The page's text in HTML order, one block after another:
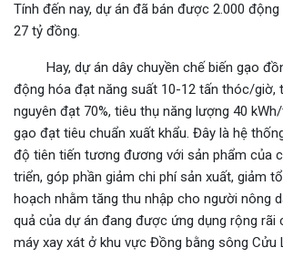
Tính đến nay, dự án đã bán được 2.000
27 tỷ đồng.
Hay, dự án dây chuyền chế biến gạo
động hóa đạt năng suất 10-12 tấn thóc/giờ,
nguyên đạt 70%, tiêu thụ năng lượng 40
gạo đạt tiêu chuẩn xuất khẩu. Đây là hệ
độ tiên tiến tương đương với sản phẩm của
triển, góp phần giảm chi phí sản xuất, giảm
hoạch nhằm tăng thu nhập cho người nông
quả của dự án đang được ứng dụng rộng rãi
máy xay xát ở khu vực Đồng bằng sông Cửu